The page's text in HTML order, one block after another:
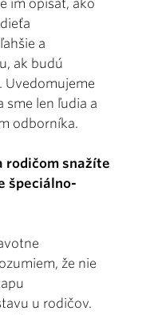
im opísať, ako
a
ak budú
Uvedomujeme
sme len ľudia a
odborníka.
rodičom snažíte
špeciálno-
že nie
u rodičov.